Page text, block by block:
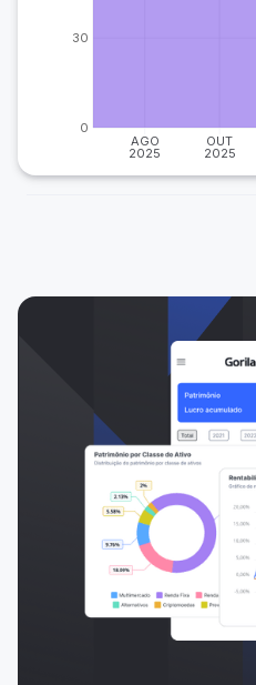
AGO
2025
OUT
2025
0
30